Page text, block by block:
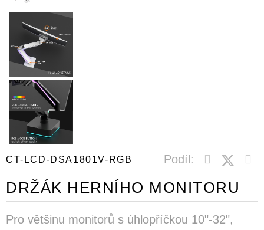
CT-LCD-DSA1801V-RGB Podíl:
DRŽÁK HERNÍHO MONITORU
Pro většinu monitorů s úhlopříčkou 10"-32",